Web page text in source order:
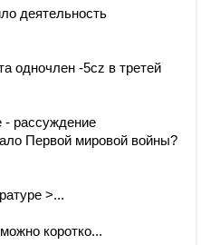
деятельность
одночлен -5cz в третей
- рассуждение
Первой мировой войны?
>...
коротко...